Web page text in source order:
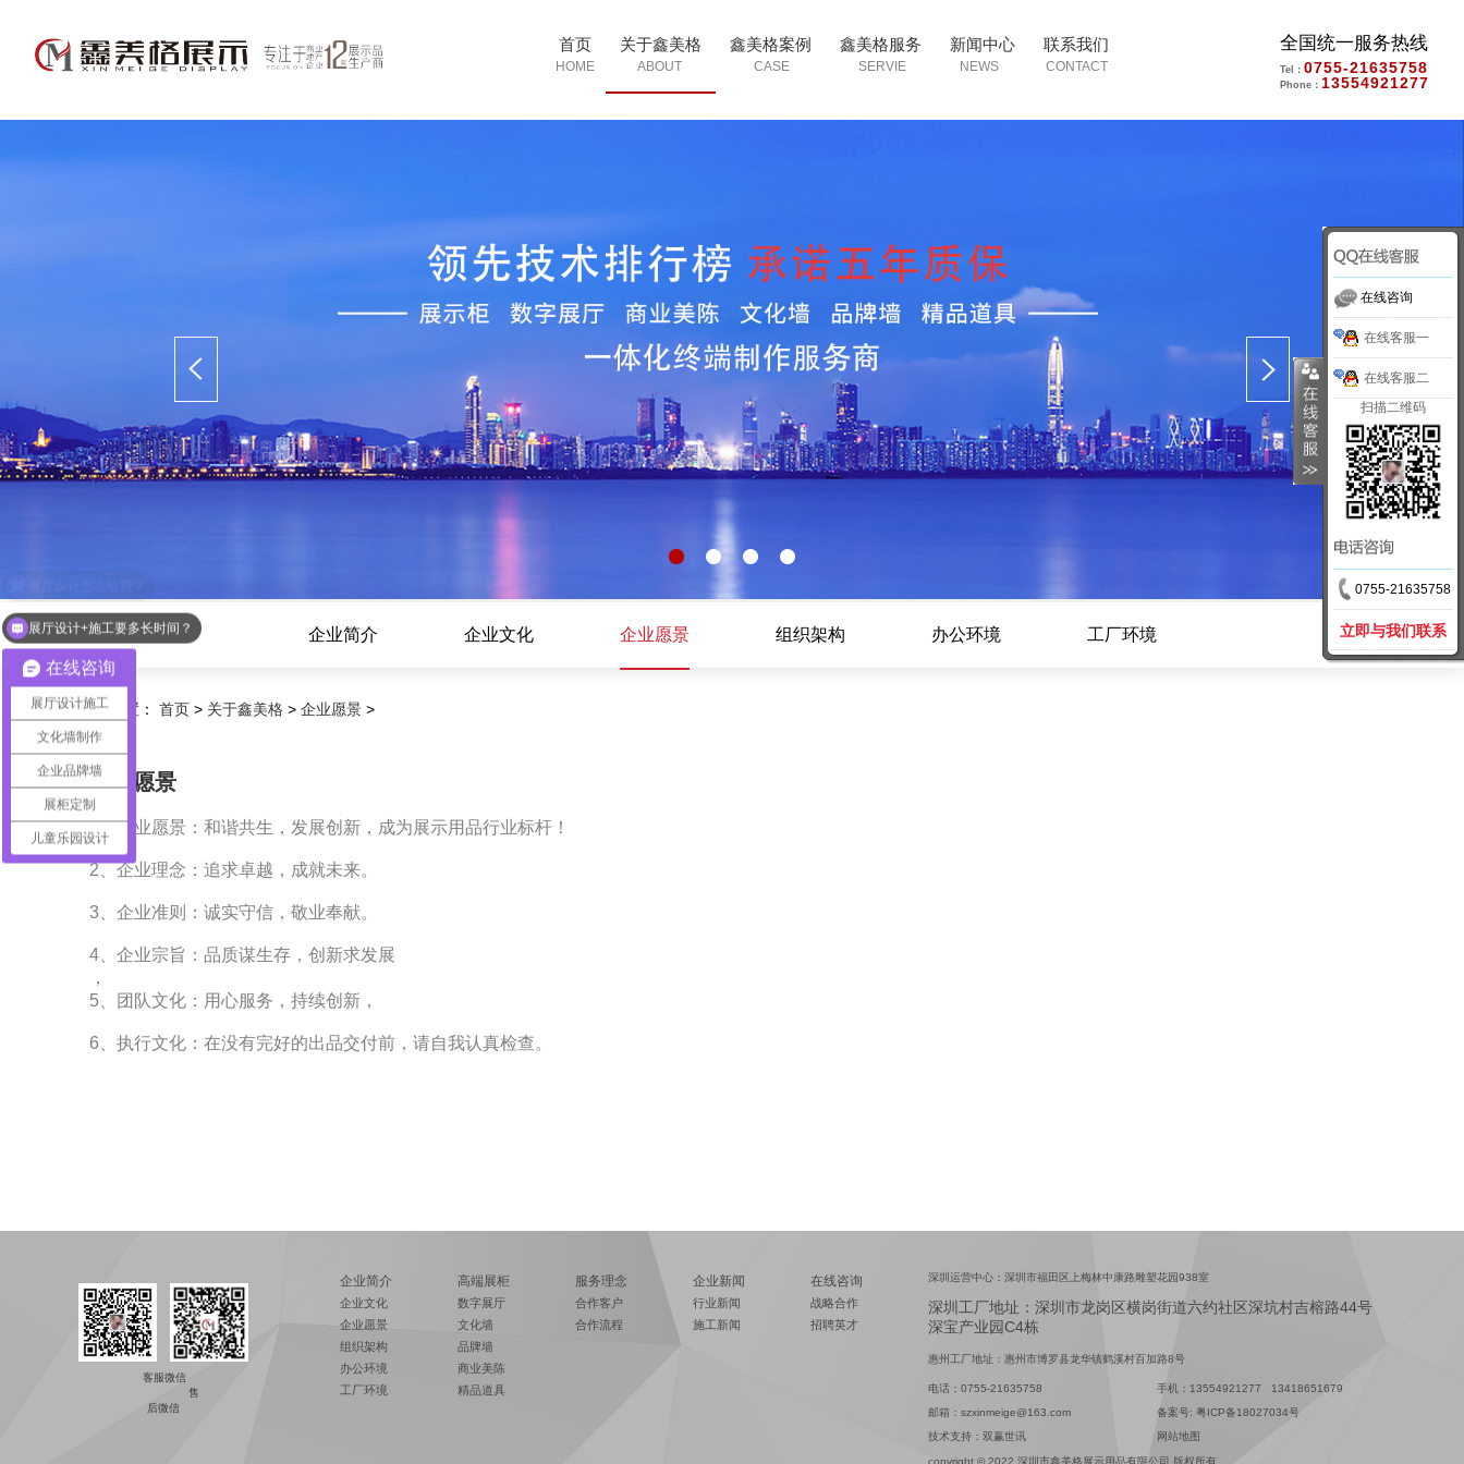
首页 关于鑫美格 鑫美格案例 鑫美格服务 新闻中心 联系我们 全国统一服务热线
Tel： 0755-21635758
Phone： 13554921277
企业简介 企业文化 企业愿景 组织架构 办公环境 工厂环境
您的位置： 首页 > 关于鑫美格 > 企业愿景 >
企业愿景
1、企业愿景：和谐共生，发展创新，成为展示用品行业标杆！
2、企业理念：追求卓越，成就未来。
3、企业准则：诚实守信，敬业奉献。
4、企业宗旨：品质谋生存，创新求发展
，
5、团队文化：用心服务，持续创新，
6、执行文化：在没有完好的出品交付前，请自我认真检查。
客服微信
售
后微信
企业简介
企业文化
企业愿景
组织架构
办公环境
工厂环境
高端展柜
数字展厅
文化墙
品牌墙
商业美陈
精品道具
服务理念
合作客户
合作流程
企业新闻
行业新闻
施工新闻
在线咨询
战略合作
招聘英才
深圳运营中心：深圳市福田区上梅林中康路雕塑花园938室
深圳工厂地址：深圳市龙岗区横岗街道六约社区深坑村吉榕路44号
深宝产业园C4栋
惠州工厂地址：惠州市博罗县龙华镇鹤溪村百加路8号
电话：0755-21635758 手机：13554921277 13418651679
邮箱：szxinmeige@163.com 备案号: 粤ICP备18027034号
技术支持： 双赢世讯 网站地图
copyright © 2022 深圳市鑫美格展示用品有限公司 版权所有
在线咨询
在线客服一
在线客服二
扫描二维码
0755-21635758
立即与我们联系
在线咨询
展厅设计施工
文化墙制作
企业品牌墙
展柜定制
儿童乐园设计
展厅设计+施工要多长时间？